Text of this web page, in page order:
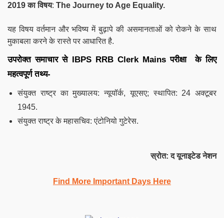
2019 काविषय: The Journey to Age Equality.
यह विषय वर्तमान और भविष्य में बुढ़ापे की असमानताओं को रोकने के साथ
मुकाबला करने के रास्ते पर आधारित है.
उपरोक्त समाचार से IBPS RRB Clerk Mainsपरीक्षा के लिए
महत्वपूर्ण तथ्य-
संयुक्त राष्ट्र का मुख्यालय: न्यूयॉर्क, यूएसए; स्थापित: 24 अक्टूबर
1945.
संयुक्त राष्ट्र के महासचिव: एंटोनियो गुटेरेस.
स्रोत: द यूनाइटेड नेशन
Find More Important Days Here